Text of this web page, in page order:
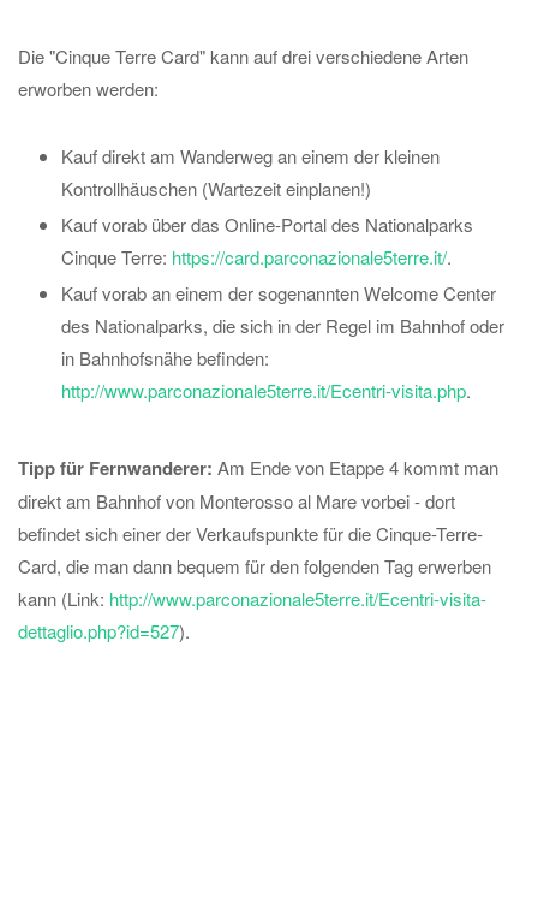
Die "Cinque Terre Card" kann auf drei verschiedene Arten
erworben werden:
Kauf direkt am Wanderweg an einem der kleinen
Kontrollhäuschen (Wartezeit einplanen!)
Kauf vorab über das Online-Portal des Nationalparks
Cinque Terre: https://card.parconazionale5terre.it/.
Kauf vorab an einem der sogenannten Welcome Center
des Nationalparks, die sich in der Regel im Bahnhof oder
in Bahnhofsnähe befinden:
http://www.parconazionale5terre.it/Ecentri-visita.php.
Tipp für Fernwanderer: Am Ende von Etappe 4 kommt man
direkt am Bahnhof von Monterosso al Mare vorbei - dort
befindet sich einer der Verkaufspunkte für die Cinque-Terre-
Card, die man dann bequem für den folgenden Tag erwerben
kann (Link: http://www.parconazionale5terre.it/Ecentri-visita-
dettaglio.php?id=527).